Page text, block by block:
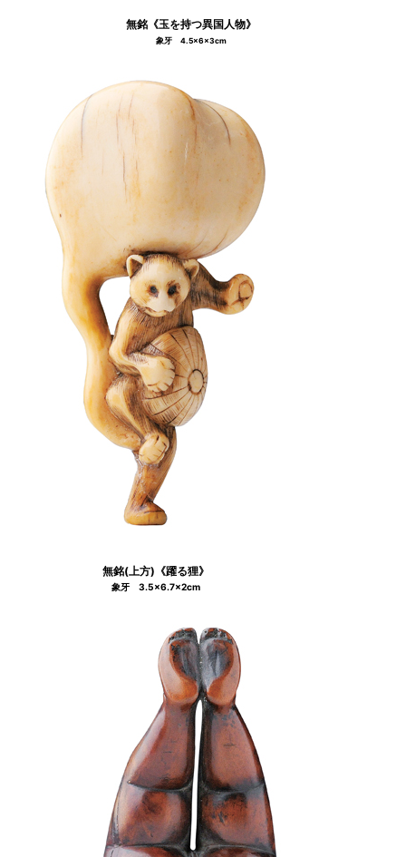
無銘《玉を持つ異国人物》
象牙 4.5×6×3cm
無銘(上方)《躍る狸》
象牙 3.5×6.7×2cm